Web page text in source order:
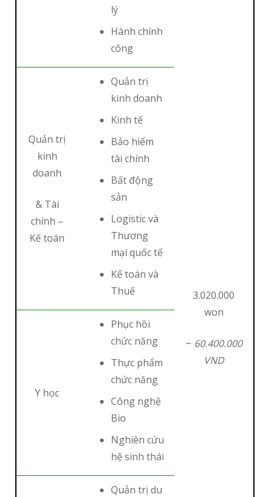
lý
Hành chính
công
3.020.000
won
~ 60.400.000
VND
Quản trị
kinh
doanh
& Tài
chính –
Kế toán
Quản trị
kinh doanh
Kinh tế
Bảo hiểm
tài chính
Bất động
sản
Logistic và
Thương
mại quốc tế
Kế toán và
Thuế
Y học
Phục hồi
chức năng
Thực phẩm
chức năng
Công nghệ
Bio
Nghiên cứu
hệ sinh thái
Quản trị du